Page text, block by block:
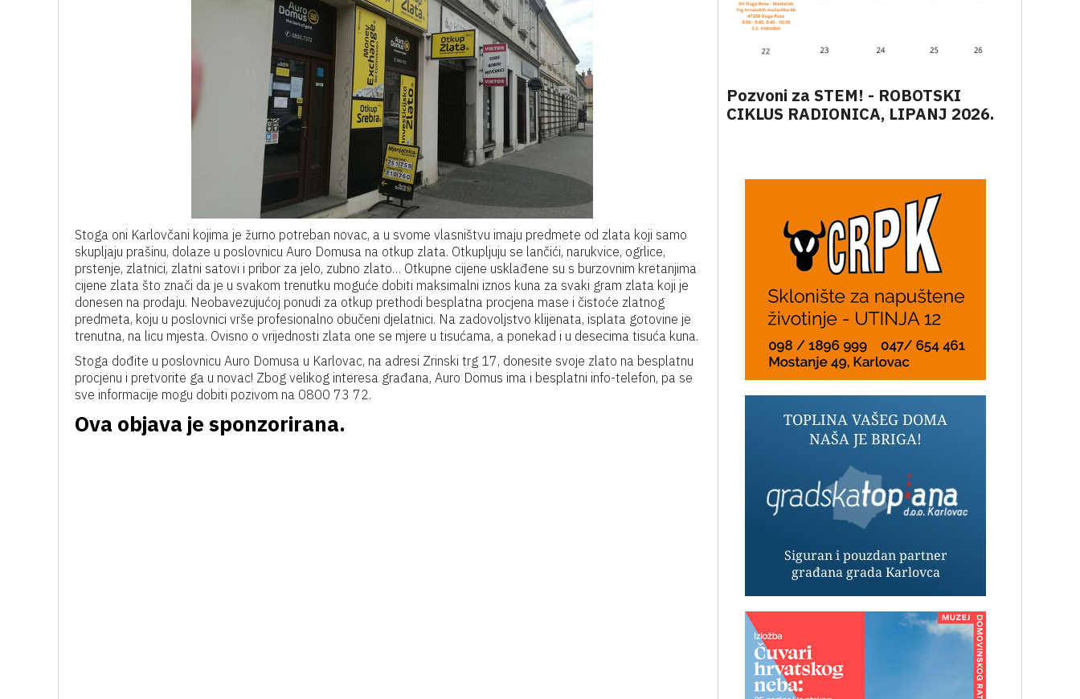
Stoga oni Karlovčani kojima je žurno potreban novac, a u svome vlasništvu imaju predmete od zlata koji samo
skupljaju prašinu, dolaze u poslovnicu Auro Domusa na otkup zlata. Otkupljuju se lančići, narukvice, ogrlice,
prstenje, zlatnici, zlatni satovi i pribor za jelo, zubno zlato… Otkupne cijene usklađene su s burzovnim kretanjima
cijene zlata što znači da je u svakom trenutku moguće dobiti maksimalni iznos kuna za svaki gram zlata koji je
donesen na prodaju. Neobavezujućoj ponudi za otkup prethodi besplatna procjena mase i čistoće zlatnog
predmeta, koju u poslovnici vrše profesionalno obučeni djelatnici. Na zadovoljstvo klijenata, isplata gotovine je
trenutna, na licu mjesta. Ovisno o vrijednosti zlata one se mjere u tisućama, a ponekad i u desecima tisuća kuna.
Stoga dođite u poslovnicu Auro Domusa u Karlovac, na adresi Zrinski trg 17, donesite svoje zlato na besplatnu
procjenu i pretvorite ga u novac! Zbog velikog interesa građana, Auro Domus ima i besplatni info-telefon, pa se
sve informacije mogu dobiti pozivom na 0800 73 72.
Ova objava je sponzorirana.
Pozvoni za STEM! - ROBOTSKI
CIKLUS RADIONICA, LIPANJ 2026.